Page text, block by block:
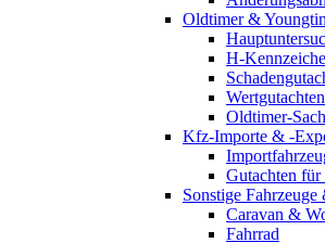
Oldtimer &
H-
Wertgutachten
Oldtimer-
Kfz-Importe & -
Gutachten
Sonstige
Caravan &
Fahrrad